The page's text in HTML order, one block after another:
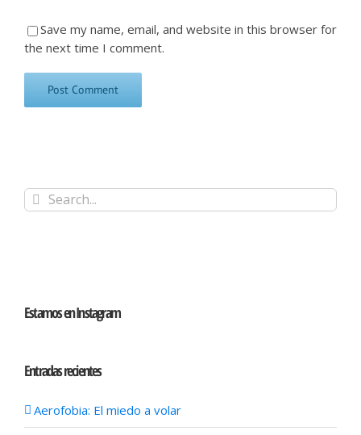
Save my name, email, and website in this browser for
the next time I comment.
Search
for:
Estamos en Instagram
Entradas recientes
Aerofobia: El miedo a volar